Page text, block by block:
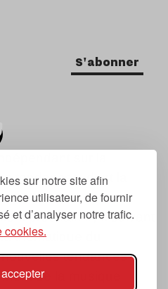
sur notre site afin
utilisateur, de fournir
et d’analyser notre trafic.
cookies.
S'abonner
sur la
tendances, dont la
2007.
« prochain », « suivant
thématique du
tendances
de la musique